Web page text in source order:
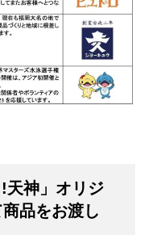
天神」オリジ
品をお渡し